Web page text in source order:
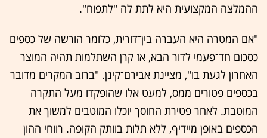
ההמלצה המקצועית היא לתת לה "לתפוח".
"אם המטרה היא העברה בין־דורית, כלומר הורשה של כספים
כסכום חד־פעמי לדור הבא, אז קרן השתלמות תהיה המוצר
האחרון לגעת בו", מציינת אבירם־קינן. "ברוב המקרים מדובר
בכספים פטורים ממס, למעט אלו שהופקדו מעל התקרה
המוטבת. לאחר פטירת החוסך יוכלו המוטבים למשוך את
הכספים באופן מיידיף, ללא תלות בוותק הקופה. רווחי ההון